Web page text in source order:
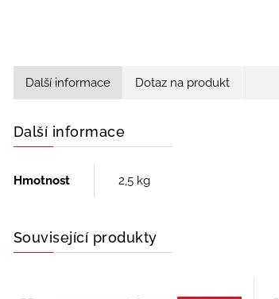
Další informace Dotaz na produkt
Další informace
Hmotnost 2,5 kg
Související produkty